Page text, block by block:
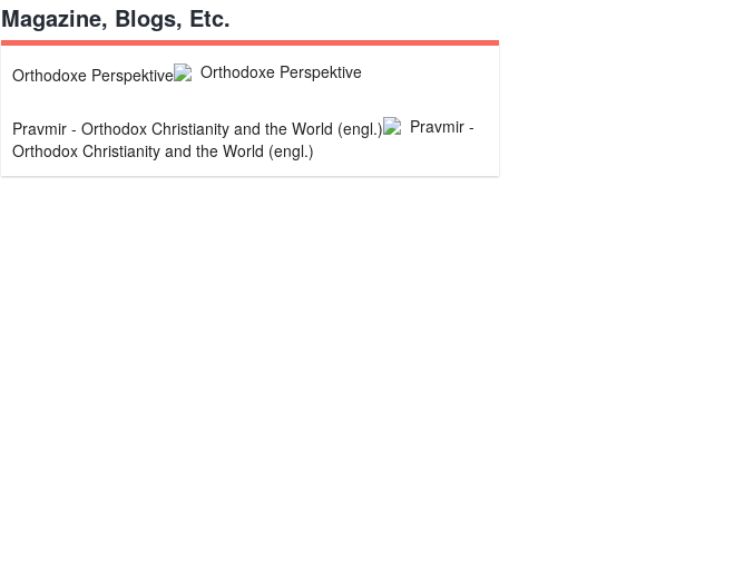
Magazine, Blogs, Etc.
Orthodoxe Perspektive
Pravmir -
Orthodox Christianity and the World (engl.)